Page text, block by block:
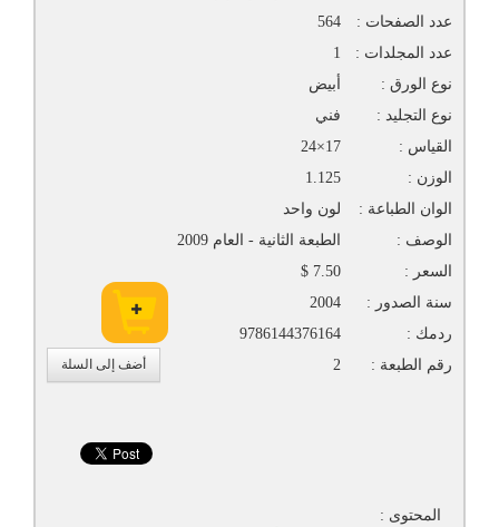
أضف إلى السلة
عدد الصفحات :
564
عدد المجلدات :
1
نوع الورق :
أبيض
نوع التجليد :
فني
القياس :
17×24
الوزن :
1.125
الوان الطباعة :
لون واحد
الوصف :
الطبعة الثانية - العام 2009
السعر :
7.50 $
سنة الصدور :
2004
ردمك :
9786144376164
رقم الطبعة :
2
المحتوى :